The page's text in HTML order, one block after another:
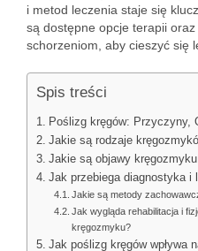
i metod leczenia staje się
są dostępne opcje terapii
schorzeniom, aby cieszyć się
Spis treści
Poślizg kręgów: Przyczyny,
Jakie są rodzaje
Jakie są objawy
Jak przebiega diagnostyka i
Jakie są metody
Jak wygląda rehabilitacja i
kręgozmyku?
Jak poślizg kręgów wpływa